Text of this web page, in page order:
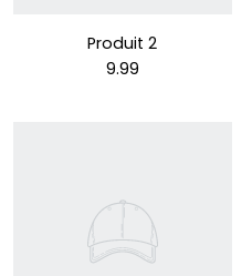
Produit 2
9.99